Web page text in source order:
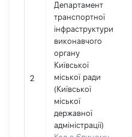
2
Департамент
транспортної
інфраструктури
виконавчого
органу
Київської
міської ради
(Київської
міської
державної
адміністрації)